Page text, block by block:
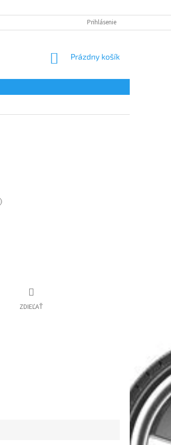
Prihlásenie
NÁKUPNÝ
Prázdny košík
ZDIEĽAŤ